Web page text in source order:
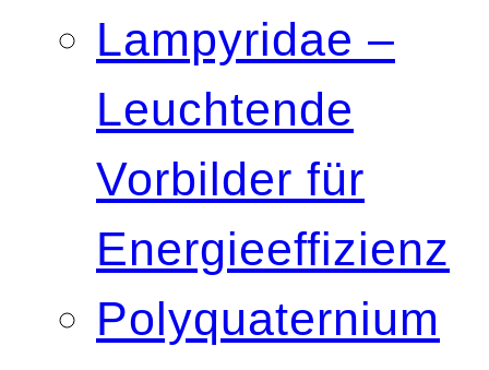
Lampyridae –
Leuchtende
Vorbilder für
Energieeffizienz
Polyquaternium